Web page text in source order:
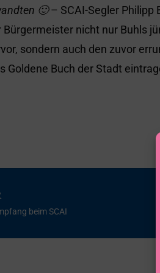
🙂– SCAI-Segler Philipp
nicht nur Buhls
sondern auch den zuvor
Goldene Buch der Stadt
beim SCAI